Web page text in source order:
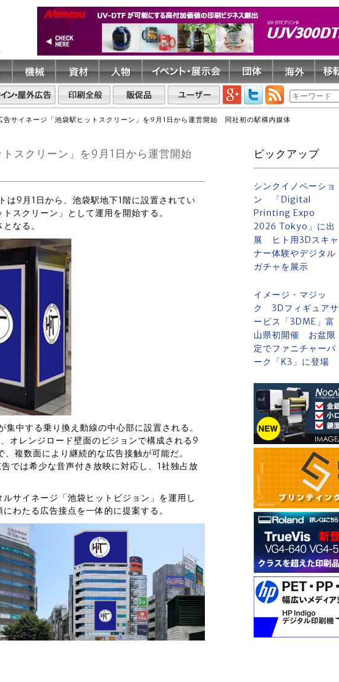
サイネージ「池袋駅ヒットスクリーン」を9月1日から運営開始 同社初の駅構内媒体
スクリーン」を9月1日から運営開始
は9月1日から、池袋駅地下1階に設置されてい
スクリーン」として運用を開始する。
なる。
中する乗り換え動線の中心部に設置される。
オレンジロード壁面のビジョンで構成される9
複数面により継続的な広告接触が可能だ。
では希少な音声付き放映に対応し、1社独占放
サイネージ「池袋ヒットビジョン」を運用し
わたる広告接点を一体的に提案する。
ピックアップ
シンクイノベーショ
ン 「Digital
Printing Expo
2026 Tokyo」に出
展 ヒト用3Dスキャ
ナー体験やデジタル
ガチャを展示
イメージ・マジッ
ク 3Dフィギュアサ
ービス「3DME」富
山県初開催 お盆限
定でファニチャーパ
ーク「K3」に登場